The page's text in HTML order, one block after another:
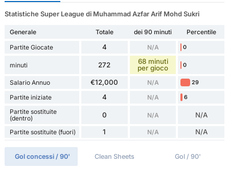
Statistiche Super League di Muhammad Azfar Arif Mohd Sukri
Generale Totale dei 90 minuti
Percentile
Partite Giocate
4 N/A 0
minuti 272
68 minuti
per gioco
0
Salario Annuo €12,000 N/A 29
Partite iniziate 4 N/A 6
Partite sostituite
(dentro)
0 N/A N/A
Partite sostituite (fuori) 1 N/A N/A
Gol concessi / 90' Clean Sheets Gol / 90'